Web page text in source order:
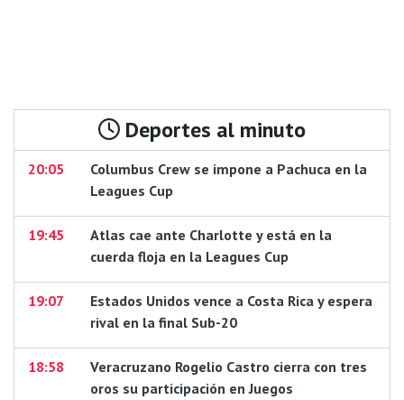
Deportes al minuto
20:05
Columbus Crew se impone a Pachuca en la
Leagues Cup
19:45
Atlas cae ante Charlotte y está en la
cuerda floja en la Leagues Cup
19:07
Estados Unidos vence a Costa Rica y espera
rival en la final Sub-20
18:58
Veracruzano Rogelio Castro cierra con tres
oros su participación en Juegos